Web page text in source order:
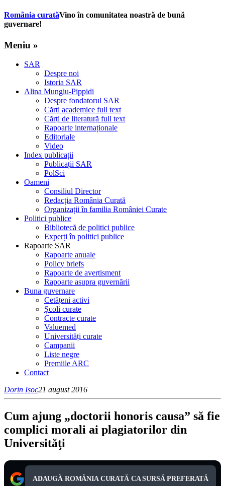
România curatăVino în comunitatea noastră de bună
guvernare!
Meniu »
SAR
Despre noi
Istoria SAR
Alina Mungiu-Pippidi
Despre fondatorul SAR
Cărți academice full text
Cărți de literatură full text
Rapoarte internaționale
Editoriale
Video
Index publicații
Publicații SAR
PolSci
Oameni
Consiliul Director
Redacția România Curată
Organizații în familia României Curate
Politici publice
Bibliotecă de politici publice
Experți în politici publice
Rapoarte SAR
Rapoarte anuale
Policy briefs
Rapoarte de avertisment
Rapoarte asupra guvernării
Buna guvernare
Cetățeni activi
Școli curate
Contracte curate
Valuemed
Universități curate
Campanii
Liste negre
Premiile ARC
Contact
Dorin Isoc21 august 2016
Cum ajung „doctorii honoris causa” să fie
complici morali ai plagiatorilor din
Universităţi
ADAUGĂ ROMÂNIA CURATĂ CA SURSĂ PREFERATĂ